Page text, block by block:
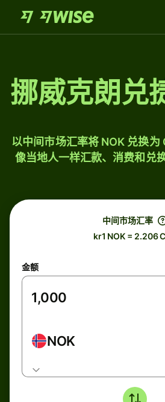
挪威克朗兑
以中间市场汇率将 NOK 兑换
像当地人一样汇款、消费和兑
中间市场汇率
kr1 NOK = 2.206
金额
NOK